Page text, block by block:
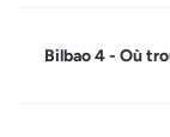
Bilbao 4 - Où